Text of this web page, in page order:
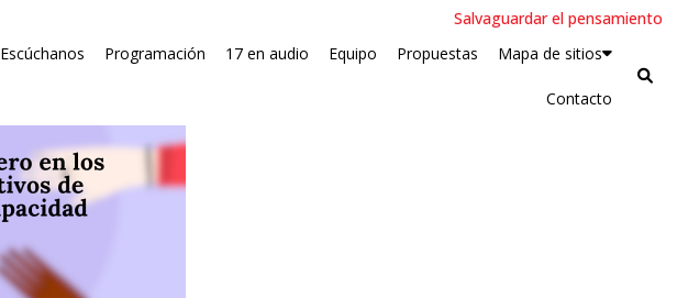
Salvaguardar el pensamiento
Escúchanos Programación 17 en audio Equipo Propuestas Mapa de sitios
Contacto